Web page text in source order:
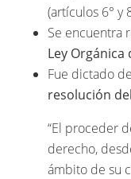
(artículos 6° y
Se encuentra
Ley Orgánica
Fue dictado
resolución
“El proceder
derecho,
ámbito de su